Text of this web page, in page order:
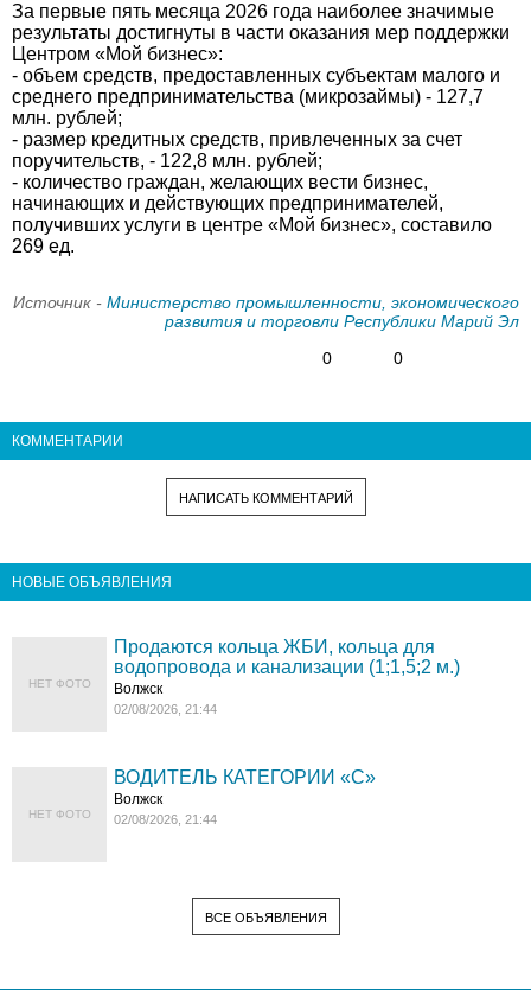
За первые пять месяца 2026 года наиболее значимые
результаты достигнуты в части оказания мер поддержки
Центром «Мой бизнес»:
- объем средств, предоставленных субъектам малого и
среднего предпринимательства (микрозаймы) - 127,7
млн. рублей;
- размер кредитных средств, привлеченных за счет
поручительств, - 122,8 млн. рублей;
- количество граждан, желающих вести бизнес,
начинающих и действующих предпринимателей,
получивших услуги в центре «Мой бизнес», составило
269 ед.
Источник - Министерство промышленности, экономического
развития и торговли Республики Марий Эл
0
0
КОММЕНТАРИИ
НАПИСАТЬ КОММЕНТАРИЙ
НОВЫЕ ОБЪЯВЛЕНИЯ
НЕТ ФОТО
Продаются кольца ЖБИ, кольца для
водопровода и канализации (1;1,5;2 м.)
Волжск
02/08/2026, 21:44
НЕТ ФОТО
ВОДИТЕЛЬ КАТЕГОРИИ «C»
Волжск
02/08/2026, 21:44
ВСЕ ОБЪЯВЛЕНИЯ